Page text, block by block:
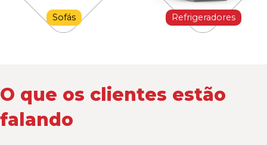
Sofás Refrigeradores
O que os clientes estão
falando